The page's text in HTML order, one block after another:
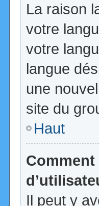
La raison
votre
votre
langue
une
site du
Haut
Il peut y